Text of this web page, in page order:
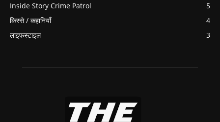
Inside Story Crime Patrol
5
किस्से / कहानियाँ
4
लाइफस्टाइल
3